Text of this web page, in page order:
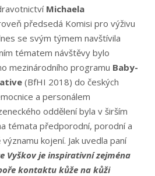
Michaela
předsedá Komisi pro výživu
se svým týmem navštívila
tématem návštěvy bylo
mezinárodního programu Baby-
(BfHI 2018) do českých
a personálem
oddělení byla v širším
témata předporodní, porodní a
kojení. Jak uvedla paní
Vyškov je inspirativní zejména
kontaktu kůže na kůži